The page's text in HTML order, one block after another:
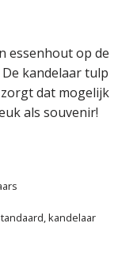
essenhout op de
kandelaar tulp
dat mogelijk
als souvenir!
,kandelaar